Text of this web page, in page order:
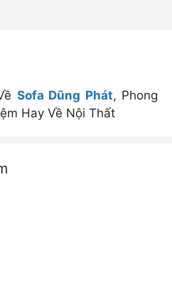
Sofa Dũng Phát, Phong
Hay Về Nội Thất